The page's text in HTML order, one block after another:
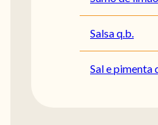
Salsa q.b.
Sal e pimenta